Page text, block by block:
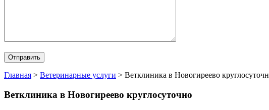
Главная > Ветеринарные услуги > Ветклиника в Новогиреево
Ветклиника в Новогиреево круглосуточно